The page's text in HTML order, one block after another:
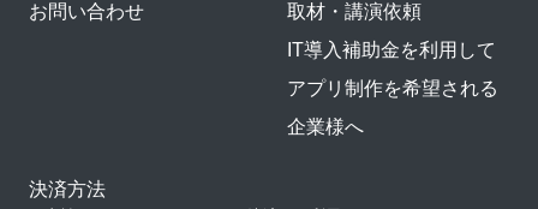
お問い合わせ
取材・講演依頼
IT導入補助金を利用して
アプリ制作を希望される
企業様へ
決済方法